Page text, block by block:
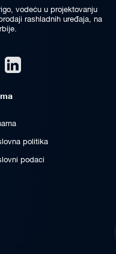
vodeću u projektovanju
rashladnih uređaja, na
politika
podaci